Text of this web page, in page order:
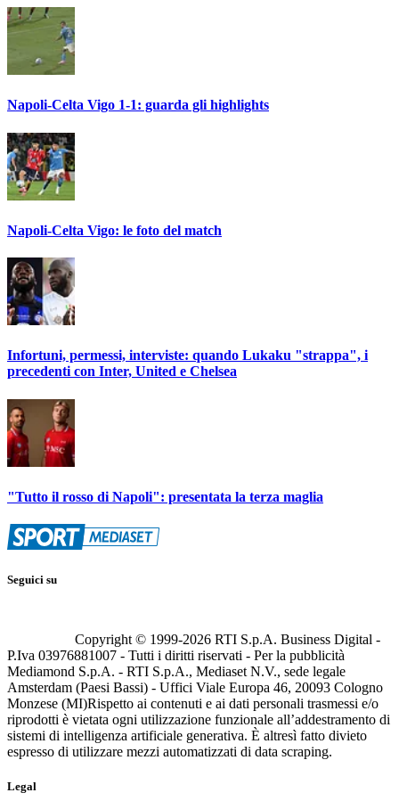
Napoli-Celta Vigo 1-1: guarda gli highlights
Napoli-Celta Vigo: le foto del match
Infortuni, permessi, interviste: quando Lukaku "strappa", i
precedenti con Inter, United e Chelsea
"Tutto il rosso di Napoli": presentata la terza maglia
Seguici su
Copyright © 1999-2026 RTI S.p.A. Business Digital -
P.Iva 03976881007 - Tutti i diritti riservati - Per la pubblicità
Mediamond S.p.A. - RTI S.p.A., Mediaset N.V., sede legale
Amsterdam (Paesi Bassi) - Uffici Viale Europa 46, 20093 Cologno
Monzese (MI)Rispetto ai contenuti e ai dati personali trasmessi e/o
riprodotti è vietata ogni utilizzazione funzionale all’addestramento di
sistemi di intelligenza artificiale generativa. È altresì fatto divieto
espresso di utilizzare mezzi automatizzati di data scraping.
Legal